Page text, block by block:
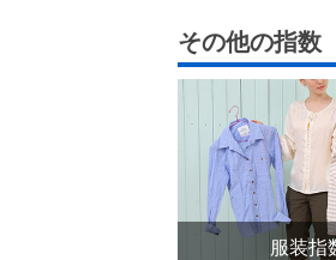
その他の指数
服装指